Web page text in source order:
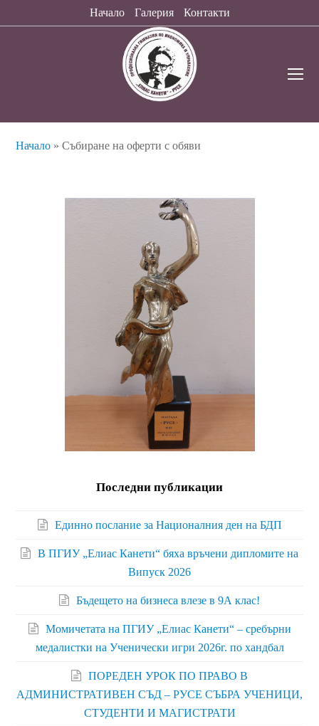
Начало Галерия Контакти
Начало »Събиране на оферти с обяви
Последни публикации
Единно послание за Националния ден на БДП
В ПГИУ „Елиас Канети“ бяха връчени дипломите на
Випуск 2026
Бъдещето на бизнеса влезе в 9А клас!
Момичетата на ПГИУ „Елиас Канети“ – сребърни
медалистки на Ученически игри 2026г. по хандбал
ПОРЕДЕН УРОК ПО ПРАВО В
АДМИНИСТРАТИВЕН СЪД – РУСЕ СЪБРА УЧЕНИЦИ,
СТУДЕНТИ И МАГИСТРАТИ